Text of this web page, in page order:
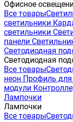
Офисное
Все товары
светильники
светильники
панели
Светодиодная
Светодиодная
Все товары
неон Профиль
модули
Лампочки
Лампочки
Все товары